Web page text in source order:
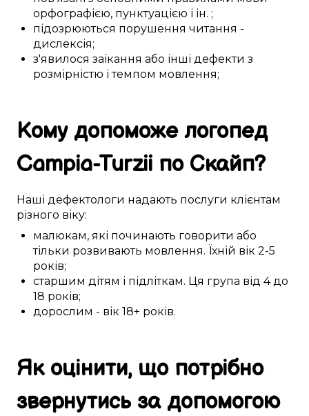
орфографією, пунктуацією і ін. ;
підозрюються порушення читання -
дислексія;
з'явилося заїкання або інші дефекти з
розмірністю ітемпом мовлення;
Кому допоможелогопед
Campia-Turzii по Скайп?
Наші дефектологи надають послуги клієнтам
різного віку:
малюкам, які починають говорити або
тільки розвивають мовлення. Їхній вік 2-5
років;
старшим дітям і підліткам. Ця група від 4 до
18 років;
дорослим - вік 18+ років.
Як оцінити, що потрібно
звернутись за допомогою